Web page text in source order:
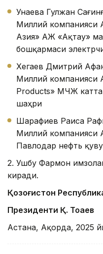
Унаева Гулжан
Миллий компанияси
Азия» АЖ «Ақтау»
бошқармаси
Хегаев Дмитрий
Миллий компанияси
Products» МЧЖ
шаҳри
Шарафиев Раиса
Миллий компанияси
Павлодар нефть
2. Ушбу Фармон
киради.
Қозоғистон
Президенти Қ. Тоқаев
Астана, Ақорда, 2025